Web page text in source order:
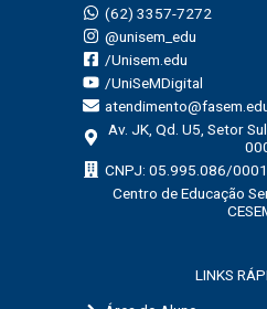
(62) 3357-7272
@unisem_edu
/Unisem.edu
/UniSeMDigital
Av. JK, Qd. U5, Setor
CNPJ: 05.995.086/
Centro de Educação
LINKS